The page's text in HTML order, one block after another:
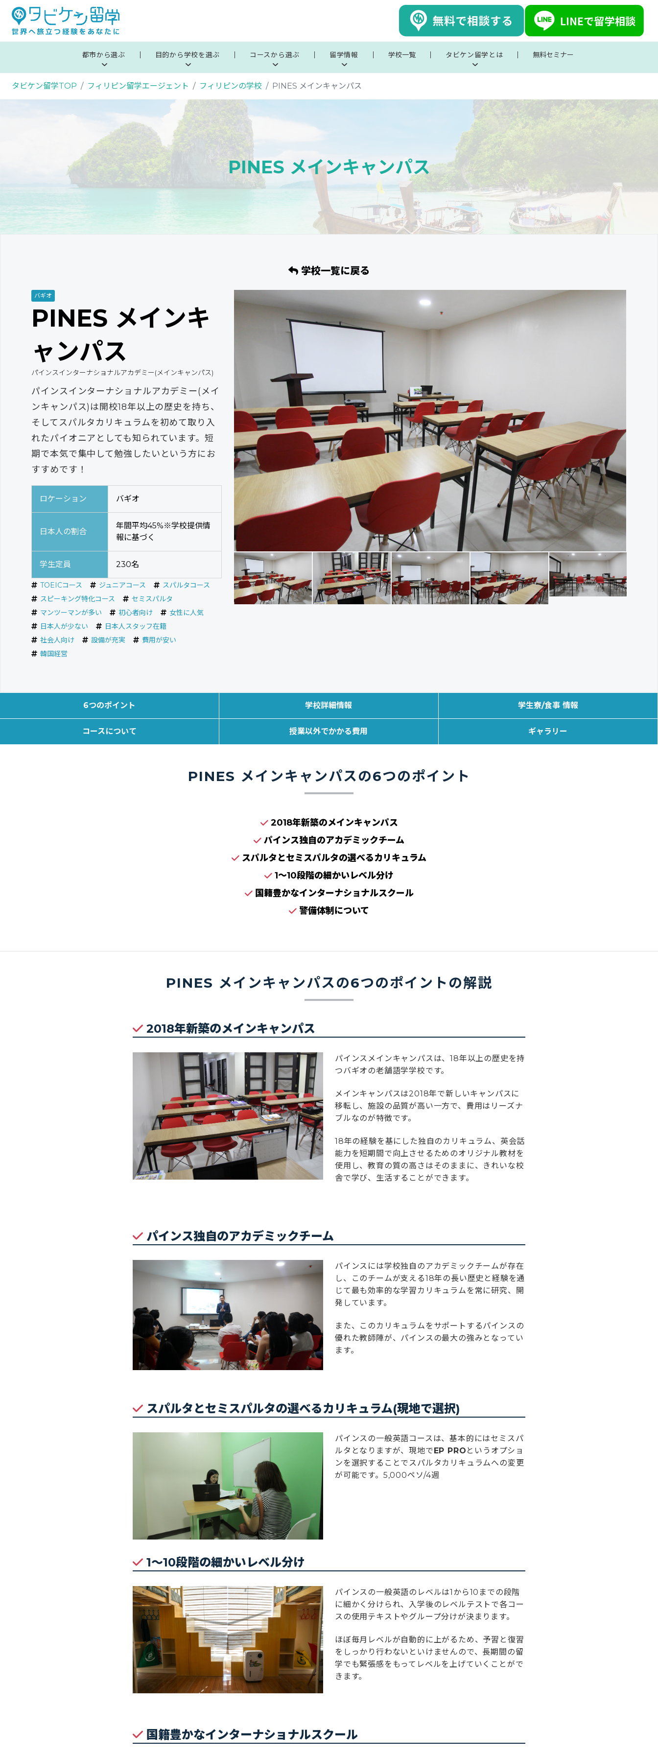
都市から選ぶ 目的から学校を選ぶ コースから選ぶ 留学情報 学校一覧 タビケン留学とは 無料セミナー
タビケン留学TOP フィリピン留学エージェント フィリピンの学校 PINES メインキャンパス
PINES メインキャンパス
学校一覧に戻る
バギオ
PINES メインキ
ャンパス
パインスインターナショナルアカデミー(メインキャンパス)
パインスインターナショナルアカデミー(メイ
ンキャンパス)は開校18年以上の歴史を持ち、
そしてスパルタカリキュラムを初めて取り入
れたパイオニアとしても知られています。短
期で本気で集中して勉強したいという方にお
すすめです！
ロケーション バギオ
日本人の割合
年間平均45%※学校提供情
報に基づく
学生定員 230名
TOEICコース ジュニアコース
スパルタコース
スピーキング特化コース
セミスパルタ
マンツーマンが多い
初心者向け
女性に人気
日本人が少ない
日本人スタッフ在籍
社会人向け
設備が充実
費用が安い
韓国経営
6つのポイント 学校詳細情報 学生寮/食事 情報
コースについて 授業以外でかかる費用 ギャラリー
PINES メインキャンパスの6つのポイント
2018年新築のメインキャンパス
パインス独自のアカデミックチーム
スパルタとセミスパルタの選べるカリキュラム
1〜10段階の細かいレベル分け
国籍豊かなインターナショナルスクール
警備体制について
PINES メインキャンパスの6つのポイントの解説
2018年新築のメインキャンパス
パインスメインキャンパスは、18年以上の歴史を持
つバギオの老舗語学学校です。
メインキャンパスは2018年で新しいキャンパスに
移転し、施設の品質が高い一方で、費用はリーズナ
ブルなのが特徴です。
18年の経験を基にした独自のカリキュラム、英会話
能力を短期間で向上させるためのオリジナル教材を
使用し、教育の質の高さはそのままに、きれいな校
舎で学び、生活することができます。
パインス独自のアカデミックチーム
パインスには学校独自のアカデミックチームが存在
し、このチームが支える18年の長い歴史と経験を通
じて最も効率的な学習カリキュラムを常に研究、開
発しています。
また、このカリキュラムをサポートするパインスの
優れた教師陣が、パインスの最大の強みとなってい
ます。
スパルタとセミスパルタの選べるカリキュラム(現地で選択)
パインスの一般英語コースは、基本的にはセミスパ
ルタとなりますが、現地でEP PRO というオプショ
ンを選択することでスパルタカリキュラムへの変更
が可能です。5,000ペソ/4週
1〜10段階の細かいレベル分け
パインスの一般英語のレベルは1から10までの段階
に細かく分けられ、入学後のレベルテストで各コー
スの使用テキストやグループ分けが決まります。
ほぼ毎月レベルが自動的に上がるため、予習と復習
をしっかり行わないといけませんので、長期間の留
学でも緊張感をもってレベルを上げていくことがで
きます。
国籍豊かなインターナショナルスクール